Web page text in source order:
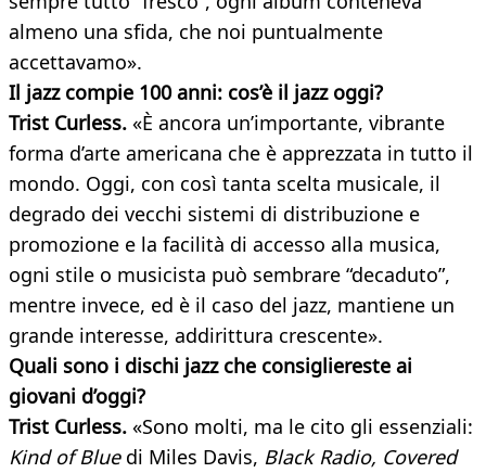
almeno una sfida, che noi puntualmente
accettavamo».
Il jazz compie 100 anni: cos’è il jazz oggi?
Trist Curless. «È ancora un’importante, vibrante
forma d’arte americana che è apprezzata in tutto il
mondo. Oggi, con così tanta scelta musicale, il
degrado dei vecchi sistemi di distribuzione e
promozione e la facilità di accesso alla musica,
ogni stile o musicista può sembrare “decaduto”,
mentre invece, ed è il caso del jazz, mantiene un
grande interesse, addirittura crescente».
Quali sono i dischi jazz che consigliereste ai
giovani d’oggi?
Trist Curless. «Sono molti, ma le cito gli essenziali:
Kind of Bluedi Miles Davis, Black Radio, Covered